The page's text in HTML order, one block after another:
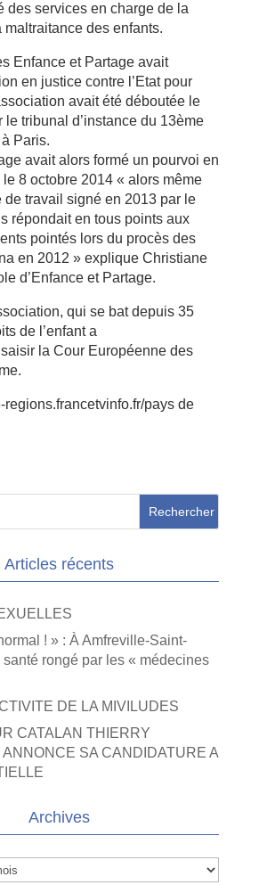
des services en charge de la
maltraitance des enfants.
Enfance et Partage avait
en justice contre l’Etat pour
avait été déboutée le
le tribunal d’instance du 13ème
Paris.
avait alors formé un pourvoi en
8 octobre 2014 « alors même
de travail signé en 2013 par le
répondait en tous points aux
pointés lors du procès des
en 2012 » explique Christiane
d’Enfance et Partage.
qui se bat depuis 35
de l’enfant a
la Cour Européenne des
regions.francetvinfo.fr/pays de
Articles récents
! » : À Amfreville-Saint-
rongé par les « médecines
DE LA MIVILUDES
CATALAN THIERRY
SA CANDIDATURE A
Archives